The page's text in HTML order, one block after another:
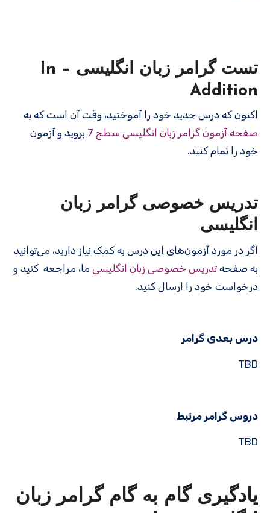
تست گرامر زبان انگلیسی – In
Addition
اکنون که درس جدید خود را آموختید، وقت آن است که به
صفحه آزمون گرامر زبان انگلیسی سطح 7
بروید و آزمون
خود را تمام کنید.
تدریس خصوصی گرامر زبان
انگلیسی
اگر در مورد آزمون‌های این درس به کمک نیاز دارید، می‌توانید
به صفحه تدریس خصوصی زبان انگلیسی ما، مراجعه کنید و
درخواست خود را ارسال کنید.
درس بعدی گرامر
TBD
دروس گرامر مرتبط
TBD
یادگیری گام به گام گرامر زبان